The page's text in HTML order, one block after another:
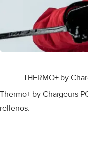
THERMO+ by
Thermo+ by Chargeurs
rellenos.